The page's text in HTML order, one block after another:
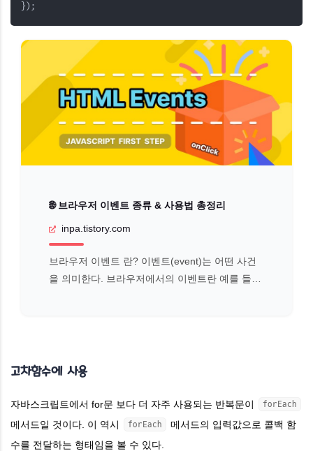
});
🌐 브라우저 이벤트 종류 & 사용법 총정리
inpa.tistory.com
브라우저 이벤트 란? 이벤트(event)는 어떤 사건
을 의미한다. 브라우저에서의 이벤트란 예를 들어
고차함수에 사용
자바스크립트에서 for문 보다 더 자주 사용되는 반복문이 forEach
메서드일 것이다. 이 역시 forEach
메서드의 입력값으로 콜백 함
수를 전달하는 형태임을 볼 수 있다.